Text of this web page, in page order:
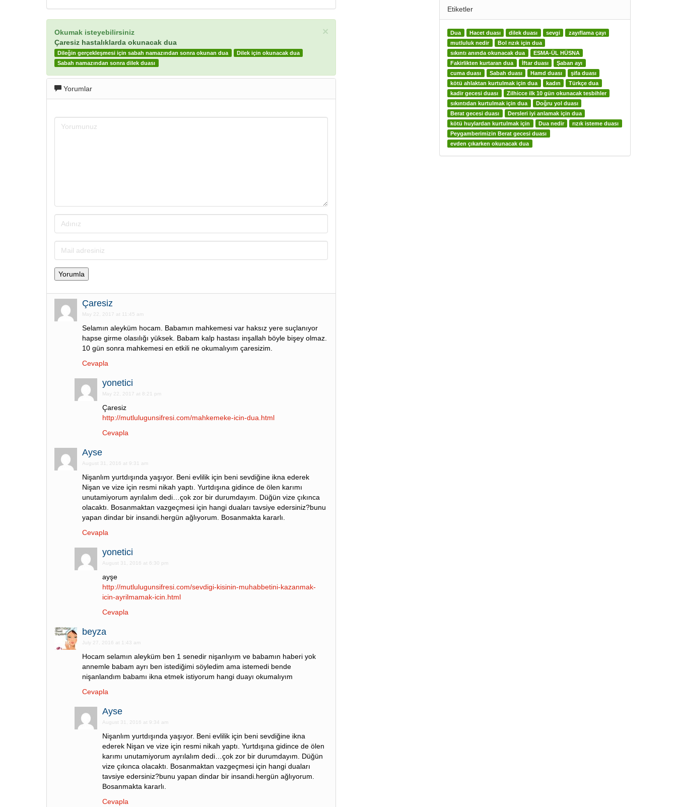
×
Okumak isteyebilirsiniz
Çaresiz hastalıklarda okunacak dua
Dileğin gerçekleşmesi için sabah namazından sonra okunan dua
Dilek için okunacak dua
Sabah namazından sonra dilek duası
Yorumlar
Çaresiz
May 22, 2017 at 11:45 am
Selamın aleyküm hocam. Babamın mahkemesi var haksız yere suçlanıyor
hapse girme olasılığı yüksek. Babam kalp hastası inşallah böyle bişey olmaz.
10 gün sonra mahkemesi en etkili ne okumalıyım çaresizim.
Cevapla
yonetici
May 22, 2017 at 8:21 pm
Çaresiz
http://mutlulugunsifresi.com/mahkemeke-icin-dua.html
Cevapla
Ayse
August 31, 2016 at 9:31 am
Nişanlım yurtdışında yaşıyor. Beni evlilik için beni sevdiğine ikna ederek
Nişan ve vize için resmi nikah yaptı. Yurtdışına gidince de ölen karımı
unutamiyorum ayrılalım dedi…çok zor bir durumdayım. Düğün vize çıkınca
olacaktı. Bosanmaktan vazgeçmesi için hangi duaları tavsiye edersiniz?bunu
yapan dindar bir insandi.hergün ağlıyorum. Bosanmakta kararlı.
Cevapla
yonetici
August 31, 2016 at 6:30 pm
ayşe
http://mutlulugunsifresi.com/sevdigi-kisinin-muhabbetini-kazanmak-
icin-ayrilmamak-icin.html
Cevapla
beyza
July 27, 2016 at 1:43 am
Hocam selamın aleyküm ben 1 senedir nişanlıyım ve babamın haberi yok
annemle babam ayrı ben istediğimi söyledim ama istemedi bende
nişanlandım babamı ikna etmek istiyorum hangi duayı okumalıyım
Cevapla
Ayse
August 31, 2016 at 9:34 am
Nişanlım yurtdışında yaşıyor. Beni evlilik için beni sevdiğine ikna
ederek Nişan ve vize için resmi nikah yaptı. Yurtdışına gidince de ölen
karımı unutamiyorum ayrılalım dedi…çok zor bir durumdayım. Düğün
vize çıkınca olacaktı. Bosanmaktan vazgeçmesi için hangi duaları
tavsiye edersiniz?bunu yapan dindar bir insandi.hergün ağlıyorum.
Bosanmakta kararlı.
Cevapla
Etiketler
Dua Hacet duası dilek duası sevgi
zayıflama çayı
mutluluk nedir
Bol rızık için dua
sıkıntı anında okunacak dua
ESMA-ÜL HÜSNA
Fakirlikten kurtaran dua
İftar duası
Şaban ayı
cuma duası
Sabah duası Hamd duası
şifa duası
kötü ahlaktan kurtulmak için dua
kadın
Türkçe dua
kadir gecesi duası
Zilhicce ilk 10 gün okunacak tesbihler
sıkıntıdan kurtulmak için dua
Doğru yol duası
Berat gecesi duası
Dersleri iyi anlamak için dua
kötü huylardan kurtulmak için
Dua nedir
rızık isteme duası
Peygamberimizin Berat gecesi duası
evden çıkarken okunacak dua